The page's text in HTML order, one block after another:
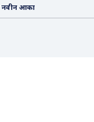
नवीन आका